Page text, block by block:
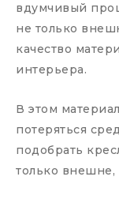
вдумчивый
не только
качество
интерьера.
В этом
потеряться
подобрать
только